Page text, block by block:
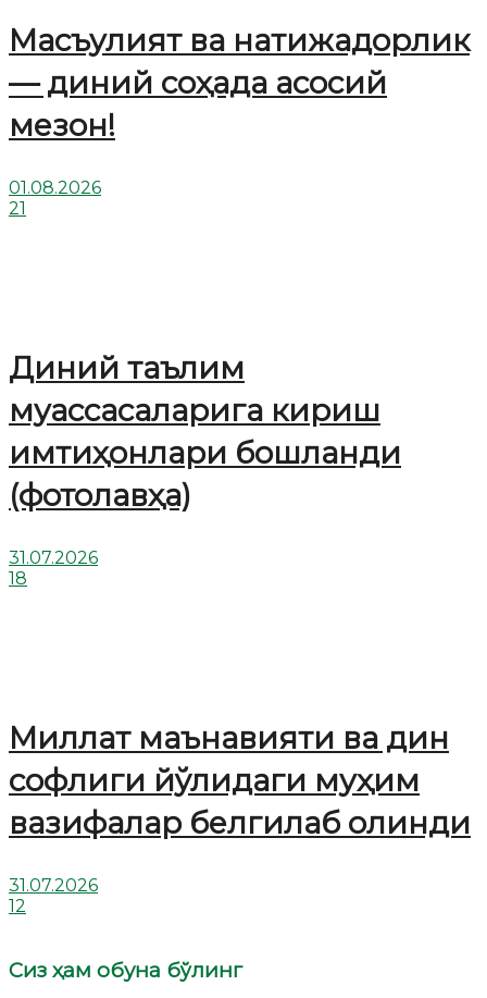
Масъулият ва натижадорлик
— диний соҳада асосий
мезон!
01.08.2026
21
Диний таълим
муассасаларига кириш
имтиҳонлари бошланди
(фотолавҳа)
31.07.2026
18
Миллат маънавияти ва дин
софлиги йўлидаги муҳим
вазифалар белгилаб олинди
31.07.2026
12
Сиз ҳам обуна бўлинг